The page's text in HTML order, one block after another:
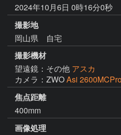
2024年10月6日 0時16分0秒
撮影地
岡山県 自宅
撮影機材
望遠鏡：その他 アスカ
カメラ：ZWOAsi
焦点距離
400mm
画像処理